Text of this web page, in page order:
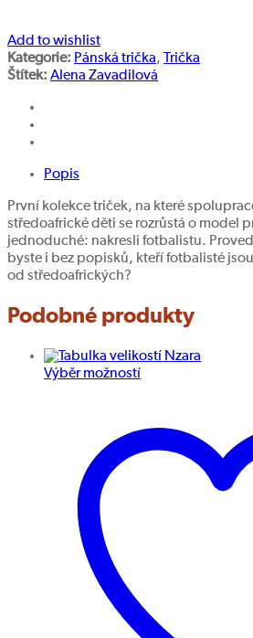
Add to wishlist
Kategorie: Pánská trička,
Trička
Štítek: Alena Zavadilová
Popis
První kolekce triček, na které
středoafrické děti se rozrůstá o model
jednoduché: nakresli fotbalistu.
byste i bez popisků, kteří fotbalisté
od středoafrických?
Podobné produkty
Výběr možností